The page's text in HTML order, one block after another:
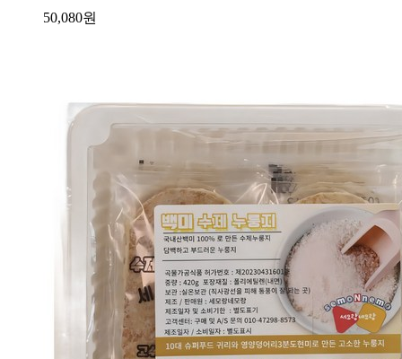
50,080원